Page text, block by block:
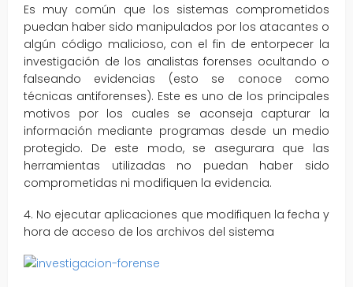
Es muy común que los sistemas comprometidos
puedan haber sido manipulados por los atacantes o
algún código malicioso, con el fin de entorpecer la
investigación de los analistas forenses ocultando o
falseando evidencias (esto se conoce como
técnicas antiforenses). Este es uno de los principales
motivos por los cuales se aconseja capturar la
información mediante programas desde un medio
protegido. De este modo, se asegurara que las
herramientas utilizadas no puedan haber sido
comprometidas ni modifiquen la evidencia.
4. No ejecutar aplicaciones que modifiquen la fecha y
hora de acceso de los archivos del sistema